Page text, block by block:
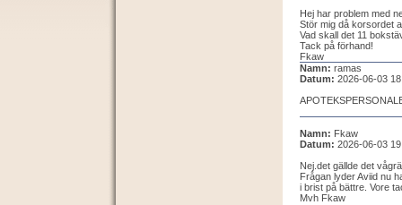
Hej har problem med
Stör mig då korsordet
Vad skall det 11
Tack på förhand!
Fkaw
Namn: ramas
Datum: 2026-06-03
Namn: Fkaw
Datum: 2026-06-03
Nej.det gällde det
Frågan lyder Aviid nu
i brist på bättre. Vore
Mvh Fkaw